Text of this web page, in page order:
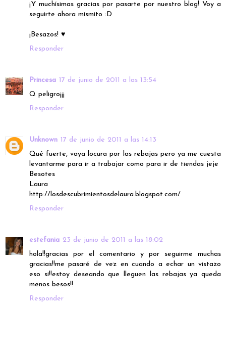
¡Y muchísimas gracias por pasarte por nuestro blog! Voy a
seguirte ahora mismito :D
¡Besazos! ♥
Responder
Princesa 17 de junio de 2011 a las 13:54
Q peligro¡¡¡
Responder
Unknown 17 de junio de 2011 a las 14:13
Qué fuerte, vaya locura por las rebajas pero ya me cuesta
levantarme para ir a trabajar como para ir de tiendas jeje
Besotes
Laura
http://losdescubrimientosdelaura.blogspot.com/
Responder
estefania 23 de junio de 2011 a las 18:02
hola!!gracias por el comentario y por seguirme muchas
gracias!!me pasaré de vez en cuando a echar un vistazo
eso si!!estoy deseando que lleguen las rebajas ya queda
menos besos!!
Responder